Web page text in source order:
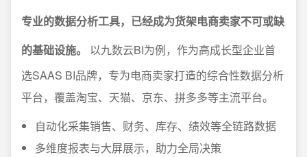
专业的数据分析工具，已经成为货架电商卖家不可或缺
的基础设施。
以九数云BI为例，作为高成长型企业首
选SAAS BI品牌，专为电商卖家打造的综合性数据分析
平台，覆盖淘宝、天猫、京东、拼多多等主流平台。
自动化采集销售、财务、库存、绩效等全链路数据
多维度报表与大屏展示，助力全局决策